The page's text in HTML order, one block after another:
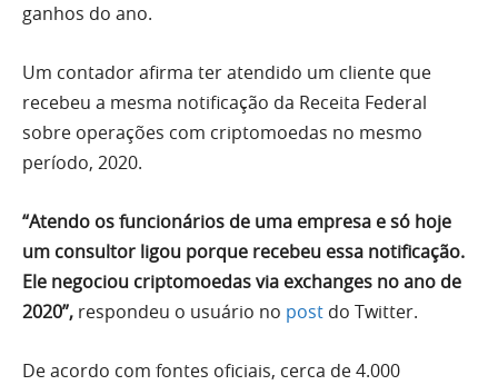
ganhos do ano.
Um contador afirma ter atendido um cliente que
recebeu a mesma notificação da Receita Federal
sobre operações com criptomoedas no mesmo
período, 2020.
“Atendo os funcionários de uma empresa e só hoje
um consultor ligou porque recebeu essa notificação.
Ele negociou criptomoedas via exchanges no ano de
2020”, respondeu o usuário no post do Twitter.
De acordo com fontes oficiais, cerca de 4.000